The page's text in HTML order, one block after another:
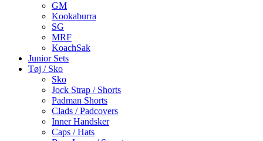
GM
Kookaburra
SG
MRF
KoachSak
Junior Sets
Tøj / Sko
Sko
Jock Strap / Shorts
Padman Shorts
Clads / Padcovers
Inner Handsker
Caps / Hats